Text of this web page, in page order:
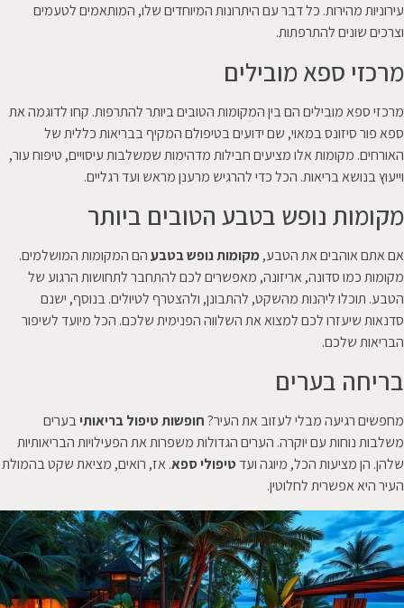
עירוניות מהירות. כל דבר עם היתרונות המיוחדים שלו, המותאמים לטעמים
וצרכים שונים להתרפתות.
מרכזי ספא מובילים
מרכזי ספא מובילים הם בין המקומות הטובים ביותר להתרפות. קחו לדוגמה את
ספא פור סיזונס במאוי, שם ידועים בטיפולם המקיף בבריאות כללית של
האורחים. מקומות אלו מציעים חבילות מדהימות שמשלבות עיסויים, טיפוח עור,
וייעוץ בנושא בריאות. הכל כדי להרגיש מרענן מראש ועד רגליים.
מקומות נופש בטבע הטובים ביותר
אם אתם אוהבים את הטבע, מקומות נופש בטבעהם המקומות המושלמים.
מקומות כמו סדונה, אריזונה, מאפשרים לכם להתחבר לתחושות הרגוע של
הטבע. תוכלו ליהנות מהשקט, להתבונן, ולהצטרף לטיולים. בנוסף, ישנם
סדנאות שיעזרו לכם למצוא את השלווה הפנימית שלכם. הכל מיועד לשיפור
הבריאות שלכם.
בריחה בערים
מחפשים רגיעה מבלי לעזוב את העיר?חופשות טיפול בריאותיבערים
משלבות נוחות עם יוקרה. הערים הגדולות משפרות את הפעילויות הבריאותיות
שלהן. הן מציעות הכל, מיוגה ועדטיפולי ספא. אז, רואים, מציאת שקט בהמולת
העיר היא אפשרית לחלוטין.